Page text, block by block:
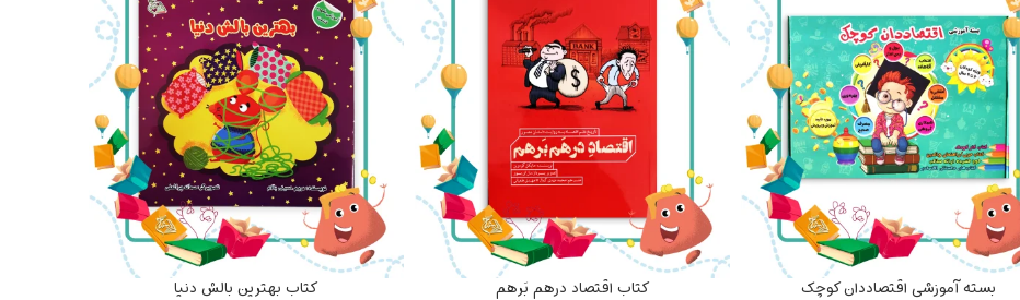
بسته آموزشی اقتصاددان کوچک کتاب اقتصاد درهم بَرهم کتاب بهترین بالش دنیا